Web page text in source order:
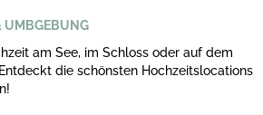
UMBGEBUNG
am See, im Schloss oder auf dem
die schönsten Hochzeitslocations